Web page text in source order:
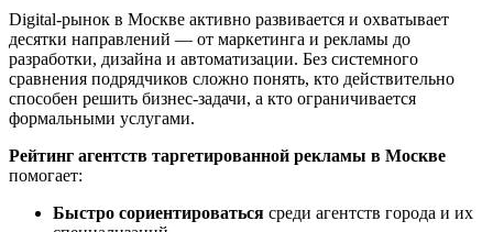
Digital-рынок в Москве активно развивается и охватывает
десятки направлений — от маркетинга и рекламы до
разработки, дизайна и автоматизации. Без системного
сравнения подрядчиков сложно понять, кто действительно
способен решить бизнес-задачи, а кто ограничивается
формальными услугами.
Рейтинг агентств таргетированной рекламы в Москве
помогает:
Быстро сориентироваться среди агентств города и их